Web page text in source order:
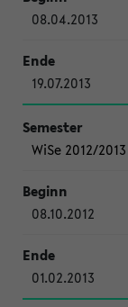
08.04.2013
19.07.2013
WiSe 2012/2013
08.10.2012
01.02.2013